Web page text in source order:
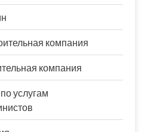
компания
компания
услугам